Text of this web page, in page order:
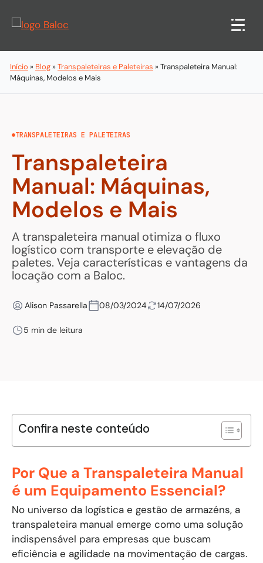
para
conteúdo
Início » Blog »Transpaleteiras e Paleteiras »Transpaleteira Manual:
Máquinas, Modelos e Mais
TRANSPALETEIRAS E PALETEIRAS
Transpaleteira
Manual: Máquinas,
Modelos e Mais
A transpaleteira manual otimiza o fluxo
logístico com transporte e elevação de
paletes. Veja características e vantagens da
locação com a Baloc.
Alison Passarella 08/03/2024 14/07/2026
5 min de leitura
Confira neste conteúdo
Por Que a Transpaleteira Manual
é um Equipamento Essencial?
No universo da logística e gestão de armazéns, a
transpaleteira manual emerge como uma solução
indispensável para empresas que buscam
eficiência e agilidade na movimentação de cargas.